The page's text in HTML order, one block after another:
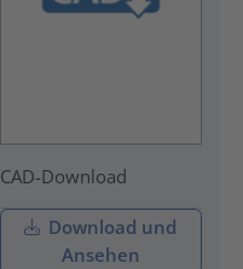
CAD-Download
Download und
Ansehen